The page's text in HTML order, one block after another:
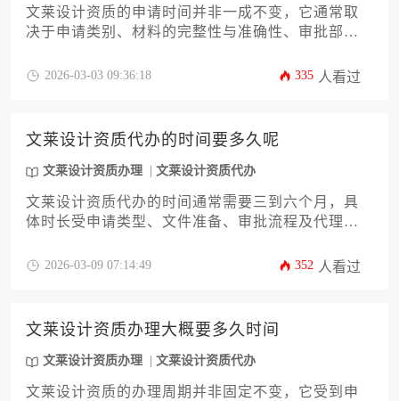
文莱设计资质的申请时间并非一成不变，它通常取
决于申请类别、材料的完整性与准确性、审批部门
般而言，从启动准备到最终获批，整个流程可能需
2026-03-03 09:36:18 335 人看过
文莱设计资质代办的时间要多久呢
文莱设计资质办理 文莱设计资质代办
文莱设计资质代办的时间通常需要三到六个月，具
体时长受申请类型、文件准备、审批流程及代理机
缩短时间，但需提前规划以避免延误。
2026-03-09 07:14:49 352 人看过
文莱设计资质办理大概要多久时间
文莱设计资质办理 文莱设计资质代办
文莱设计资质的办理周期并非固定不变，它受到申